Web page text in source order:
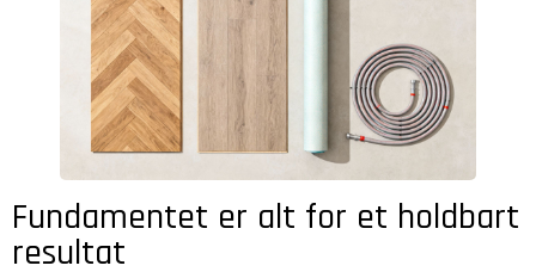
Fundamentet er alt for et holdbart
resultat